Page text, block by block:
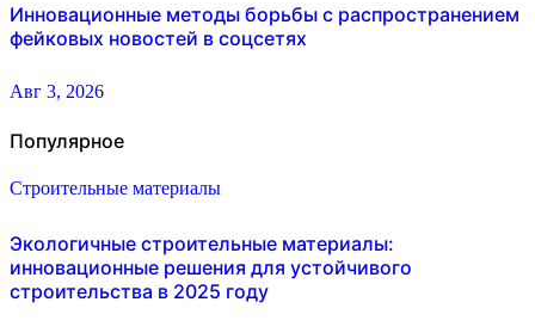
Инновационные методы борьбы с распространением
фейковых новостей в соцсетях
Авг 3, 2026
Популярное
Строительные материалы
Экологичные строительные материалы:
инновационные решения для устойчивого
строительства в 2025 году